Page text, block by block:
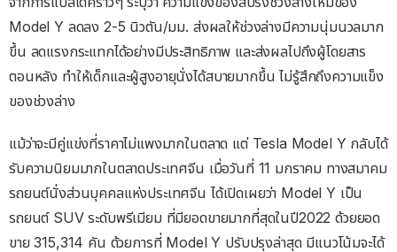
Model Y ลดลง 2-5 นิวตัน/มม. ส่งผลให้ช่วงล่างมีความนุ่มนวลมาก
ขึ้น ลดแรงกระแทกได้อย่างมีประสิทธิภาพ และส่งผลไปถึงผู้โดยสาร
ตอนหลัง ทำให้เด็กและผู้สูงอายุนั่งได้สบายมากขึ้น ไม่รู้สึกถึงความแข็ง
ของช่วงล่าง
แม้ว่าจะมีคู่แข่งที่ราคาไม่แพงมากในตลาด แต่ Tesla Model Y กลับได้
รับความนิยมมากในตลาดประเทศจีน เมื่อวันที่ 11 มกราคม ทางสมาคม
รถยนต์นั่งส่วนบุคคลแห่งประเทศจีน ได้เปิดเผยว่า Model Y เป็น
รถยนต์ SUV ระดับพรีเมียม ที่มียอดขายมากที่สุดในปี2022 ด้วยยอด
ขาย 315,314 คัน ด้วยการที่ Model Y ปรับปรุงล่าสุด มีแนวโน้มจะได้